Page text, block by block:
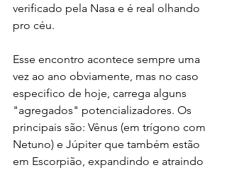
verificado pela Nasa e é real olhando
pro céu.
Esse encontro acontece sempre uma
vez ao ano obviamente, mas no caso
especifico de hoje, carrega alguns
"agregados" potencializadores. Os
principais são: Vênus (em trígono com
Netuno) e Júpiter que também estão
em Escorpião, expandindo e atraindo